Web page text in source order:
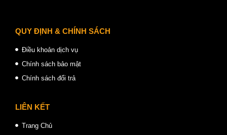
QUY ĐỊNH & CHÍNH SÁCH
Điều khoản dịch vụ
Chính sách bảo mật
Chính sách đổi trả
LIÊN KẾT
Trang Chủ